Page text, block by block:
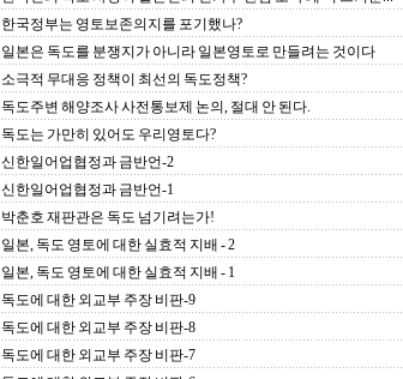
한국정부는 영토보존의지를 포기했나?
일본은 독도를 분쟁지가 아니라 일본영토로 만들려는 것이다
소극적 무대응 정책이 최선의 독도정책?
독도주변 해양조사 사전통보제 논의, 절대 안 된다.
독도는 가만히 있어도 우리영토다?
신한일어업협정과 금반언-2
신한일어업협정과 금반언-1
박춘호 재판관은 독도 넘기려는가!
일본, 독도 영토에 대한 실효적 지배 - 2
일본, 독도 영토에 대한 실효적 지배 - 1
독도에 대한 외교부 주장 비판-9
독도에 대한 외교부 주장 비판-8
독도에 대한 외교부 주장 비판-7